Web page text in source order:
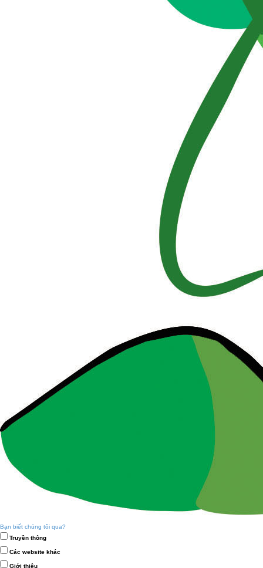
Bạn biết chúng tôi qua?
Truyền thông
Các website khác
Giới thiệu